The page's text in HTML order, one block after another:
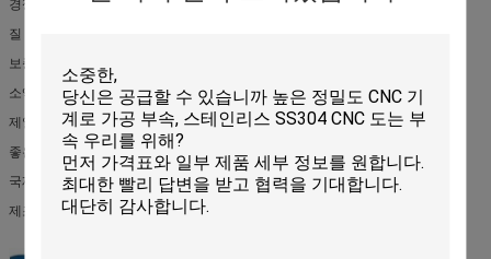
경쟁가격
질 승인
보증과 보장
소액 주문은 받아들여집니다
제일 서비스 및 신속한 납품
좋은 제품 성능
국제적인 승인
제조자 부자 경험